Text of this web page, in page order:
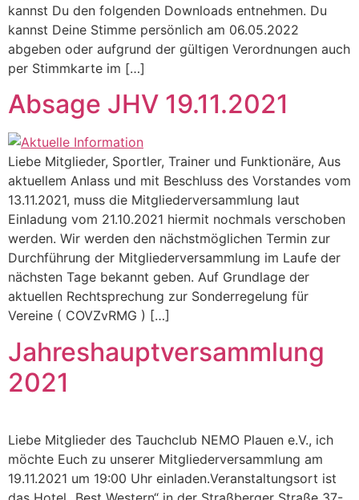
kannst Du den folgenden Downloads entnehmen. Du
kannst Deine Stimme persönlich am 06.05.2022
abgeben oder aufgrund der gültigen Verordnungen auch
per Stimmkarte im […]
Absage JHV 19.11.2021
Liebe Mitglieder, Sportler, Trainer und Funktionäre, Aus
aktuellem Anlass und mit Beschluss des Vorstandes vom
13.11.2021, muss die Mitgliederversammlung laut
Einladung vom 21.10.2021 hiermit nochmals verschoben
werden. Wir werden den nächstmöglichen Termin zur
Durchführung der Mitgliederversammlung im Laufe der
nächsten Tage bekannt geben. Auf Grundlage der
aktuellen Rechtsprechung zur Sonderregelung für
Vereine ( COVZvRMG ) […]
Jahreshauptversammlung
2021
Liebe Mitglieder des Tauchclub NEMO Plauen e.V., ich
möchte Euch zu unserer Mitgliederversammlung am
19.11.2021 um 19:00 Uhr einladen.Veranstaltungsort ist